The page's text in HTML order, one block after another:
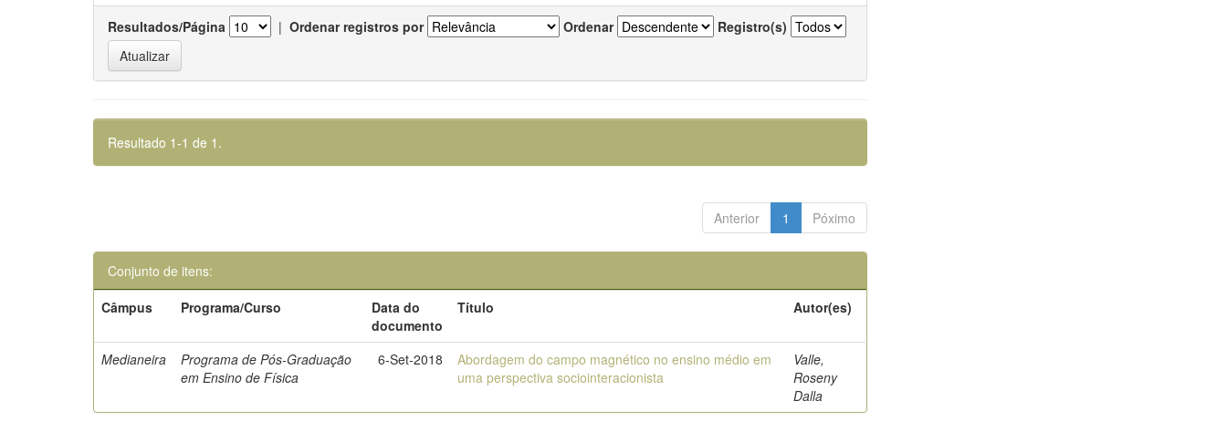
Resultados/Página | Ordenar registros por Ordenar Registro(s)
Resultado 1-1 de 1.
Anterior 1 Póximo
Conjunto de itens:
Câmpus
Programa/Curso
Data do
documento
Título Autor(es)
Medianeira
Programa de Pós-Graduação
em Ensino de Física
6-Set-2018
Abordagem do campo magnético no ensino médio em
uma perspectiva sociointeracionista
Valle,
Roseny
Dalla